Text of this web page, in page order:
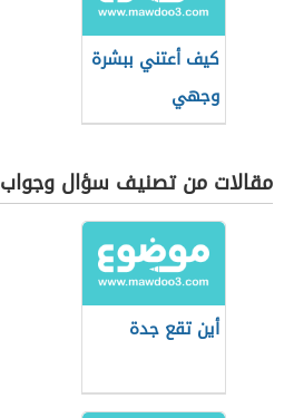
كيف أعتني ببشرة
وجهي
مقالات من تصنيف سؤال وجواب
أين تقع جدة